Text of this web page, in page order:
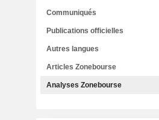
Communiqués
Publications officielles
Autres langues
Articles Zonebourse
Analyses Zonebourse